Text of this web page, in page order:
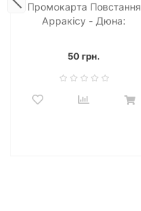
Промокарта Повстання
Арракісу - Дюна:
50 грн.